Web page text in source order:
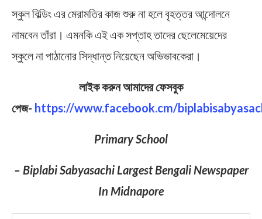
স্কুল বিল্ডিং এর মেরামতির কাজ শুরু না হলে বৃহত্তর আন্দোলনে
নামবেন তাঁরা। এমনকি এই এক সপ্তাহ তাদের ছেলেমেয়েদের
স্কুলে না পাঠানোর সিদ্ধান্ত নিয়েছেন অভিভাবকেরা।
লাইক করুন আমাদের ফেসবুক
পেজ- https://www.facebook.cm/
Primary School
– Biplabi Sabyasachi Largest Bengali Newspaper
In Midnapore